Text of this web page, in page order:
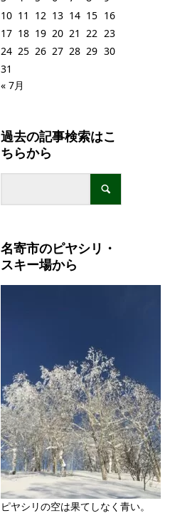
10 11 12 13 14 15 16
17 18 19 20 21 22 23
24 25 26 27 28 29 30
31
« 7月
過去の記事検索はこ
ちらから
名寄市のピヤシリ・
スキー場から
ピヤシリの空は果てしなく青い。